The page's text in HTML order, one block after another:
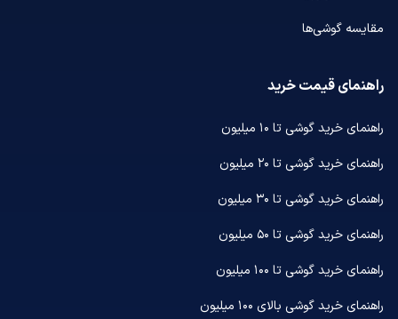
مقایسه گوشی‌ها
راهنمای قیمت خرید
راهنمای خرید گوشی تا ۱۰ میلیون
راهنمای خرید گوشی تا ۲۰ میلیون
راهنمای خرید گوشی تا ۳۰ میلیون
راهنمای خرید گوشی تا ۵۰ میلیون
راهنمای خرید گوشی تا ۱۰۰ میلیون
راهنمای خرید گوشی بالای ۱۰۰ میلیون